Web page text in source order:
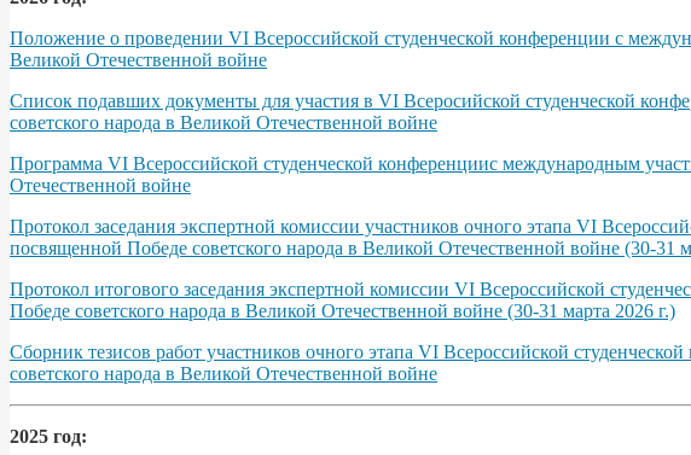
Положение о проведении VI Всероссийской студенческой конференции с
Великой Отечественной войне
Список подавших документы для участия в VI Всеросийской студенческой
советского народа в Великой Отечественной войне
Программа VІ Всероссийской студенческой конференциис международным
Отечественной войне
Протокол заседания экспертной комиссии участников очного этапа VI
посвященной Победе советского народа в Великой Отечественной войне (30-31
Протокол итогового заседания экспертной комиссии VI Всероссийской
Победе советского народа в Великой Отечественной войне (30-31 марта 2026 г.)
Сборник тезисов работ участников очного этапа VІ Всероссийской
советского народа в Великой Отечественной войне
2025 год: